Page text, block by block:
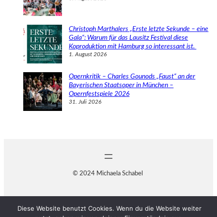
Christoph Marthalers „Erste letzte Sekunde – eine
Gala“: Warum für das Lausitz Festival diese
Koproduktion mit Hamburg so interessant ist.
1. August 2026
Opernkritik – Charles Gounods „Faust“ an der
Bayerischen Staatsoper in München –
Opernfestspiele 2026
31. Juli 2026
© 2024 Michaela Schabel
Diese Website benutzt Cookies. Wenn du die Website weiter